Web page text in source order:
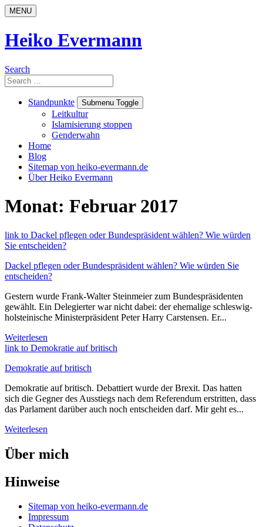
Skip
to
MENU
Heiko Evermann
Search
Search
for:
Standpunkte
Submenu Toggle
Leitkultur
Islamisierung stoppen
Genderwahn
Home
Blog
Sitemap von heiko-evermann.de
Über Heiko Evermann
Monat: Februar 2017
link to Dackel pflegen oder Bundespräsident wählen? Wie würden
Sie entscheiden?
Dackel pflegen oder Bundespräsident wählen? Wie würden Sie
entscheiden?
Gestern wurde Frank-Walter Steinmeier zum Bundespräsidenten
gewählt. Ein Delegierter war nicht dabei: der ehemalige schleswig-
holsteinische Ministerpräsident Peter Harry Carstensen. Er...
Weiterlesen
link to Demokratie auf britisch
Demokratie auf britisch
Demokratie auf britisch. Debattiert wurde der Brexit. Das hatten
sich die Gegner des Ausstiegs nach dem Referendum erstritten, dass
das Parlament darüber auch noch entscheiden darf. Mir geht es...
Weiterlesen
Über mich
Hinweise
Sitemap von heiko-evermann.de
Impressum